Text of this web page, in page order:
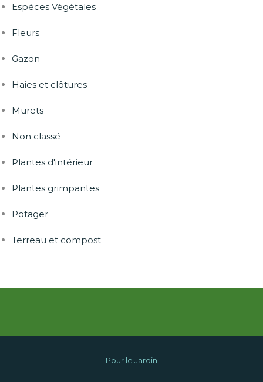
Espèces Végétales
Fleurs
Gazon
Haies et clôtures
Murets
Non classé
Plantes d'intérieur
Plantes grimpantes
Potager
Terreau et compost
Pour le Jardin